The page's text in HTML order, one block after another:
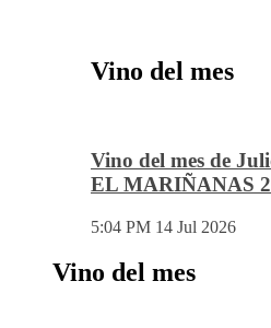
Vino del mes
Vino del mes de
EL MARIÑANAS
5:04 PM 14 Jul 2026
Vino del mes